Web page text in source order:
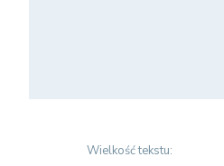
Wielkość tekstu: